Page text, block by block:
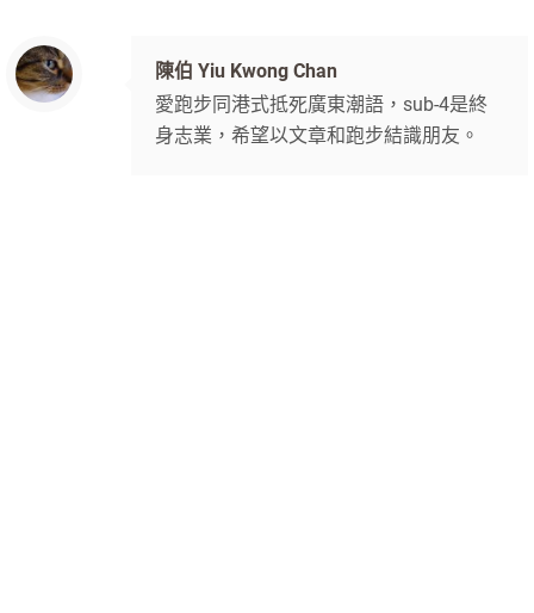
陳伯 Yiu Kwong Chan
愛跑步同港式抵死廣東潮語，sub-4是終
身志業，希望以文章和跑步結識朋友。